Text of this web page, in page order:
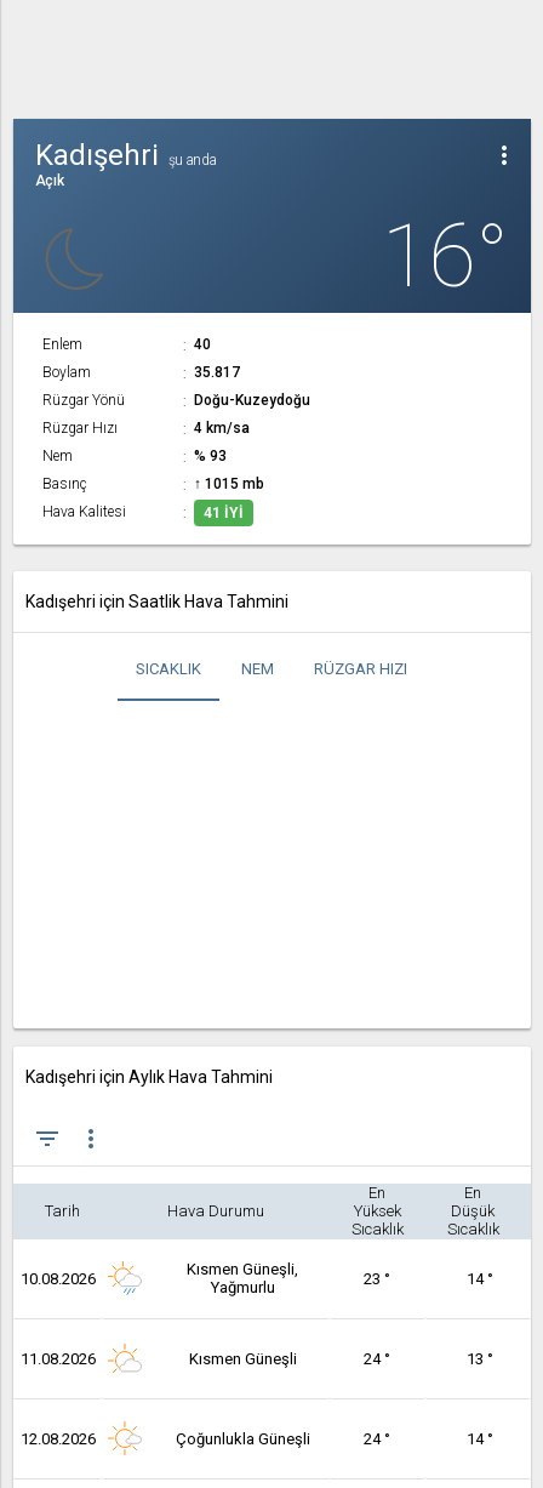
more_vert
Kadışehri
şu anda
Açık
16°
Enlem
40
Boylam
35.817
Rüzgar Yönü
Doğu-Kuzeydoğu
Rüzgar Hızı
4 km/sa
Nem
% 93
Basınç
↑ 1015 mb
Hava Kalitesi
41 İYI
Kadışehri için Saatlik Hava Tahmini
SICAKLIK NEM RÜZGAR HIZI
Kadışehri için Aylık Hava Tahmini
filter_list more_vert
Tarih Hava Durumu
En
Yüksek
Sıcaklık
En
Düşük
Sıcaklık
10.08.2026
Kısmen Güneşli,
Yağmurlu
23 ° 14 °
11.08.2026 Kısmen Güneşli 24 ° 13 °
12.08.2026 Çoğunlukla Güneşli 24 ° 14 °